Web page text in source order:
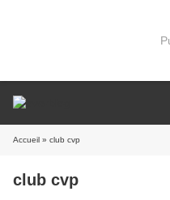
Accueil » club cvp
club cvp